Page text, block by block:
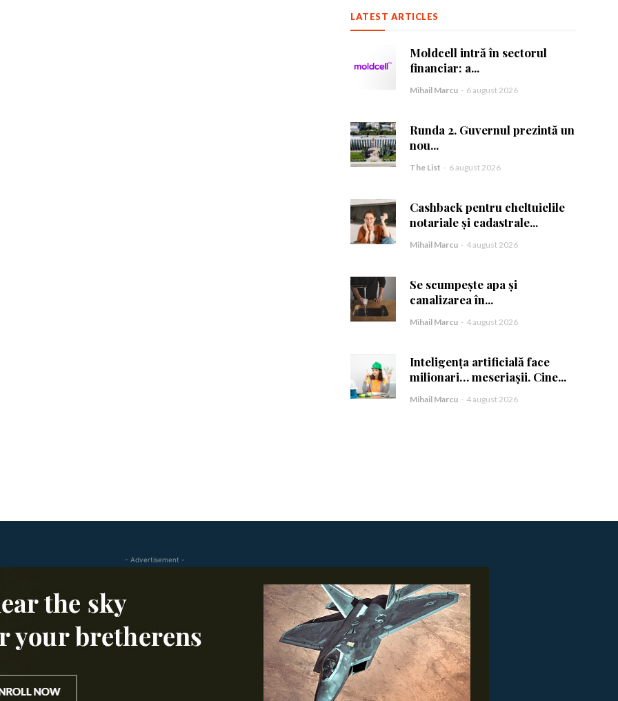
accept
accept
LATEST ARTICLES
Moldcell intră în sectorul
financiar: a...
Mihail Marcu - 6 august 2026
Runda 2. Guvernul prezintă un
nou...
The List - 6 august 2026
Cashback pentru cheltuielile
notariale și cadastrale...
Mihail Marcu - 4 august 2026
Se scumpește apa și
canalizarea în...
Mihail Marcu - 4 august 2026
Inteligența artificială face
milionari… meseriașii. Cine...
Mihail Marcu - 4 august 2026
- Advertisement -